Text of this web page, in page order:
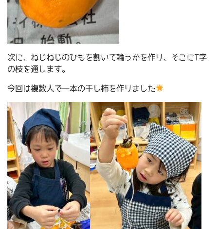
次に、ねじねじのひもを割いて輪っかを作り、そこにT字
の枝を通します。
今回は複数人で一本の干し柿を作りました